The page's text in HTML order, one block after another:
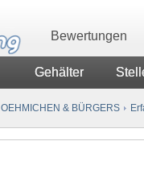
Bewertungen
Gehälter
OEHMICHEN & BÜRGERS